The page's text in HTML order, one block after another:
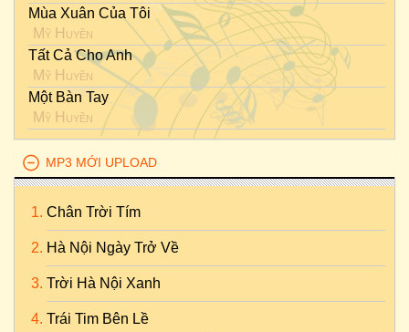
Mùa Xuân Của Tôi
Mỹ Huyền
Tất Cả Cho Anh
Mỹ Huyền
Một Bàn Tay
Mỹ Huyền
MP3 MỚI UPLOAD
Chân Trời Tím
Hà Nội Ngày Trở Về
Trời Hà Nội Xanh
Trái Tim Bên Lề